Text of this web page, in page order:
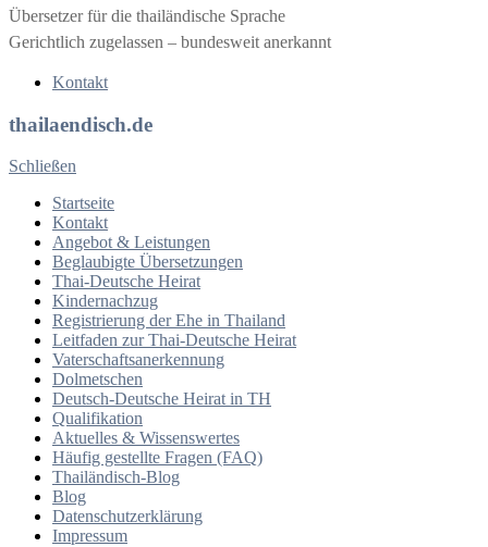
Übersetzer für die thailändische Sprache
Gerichtlich zugelassen – bundesweit anerkannt
Kontakt
thailaendisch.de
Schließen
Startseite
Kontakt
Angebot & Leistungen
Beglaubigte Übersetzungen
Thai-Deutsche Heirat
Kindernachzug
Registrierung der Ehe in Thailand
Leitfaden zur Thai-Deutsche Heirat
Vaterschaftsanerkennung
Dolmetschen
Deutsch-Deutsche Heirat in TH
Qualifikation
Aktuelles & Wissenswertes
Häufig gestellte Fragen (FAQ)
Thailändisch-Blog
Blog
Datenschutzerklärung
Impressum